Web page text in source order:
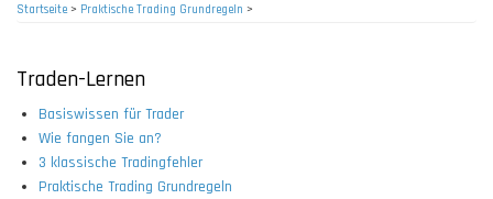
Startseite> Praktische Trading Grundregeln >
Traden-Lernen
Basiswissen für Trader
Wie fangen Sie an?
3 klassische Tradingfehler
Praktische Trading Grundregeln